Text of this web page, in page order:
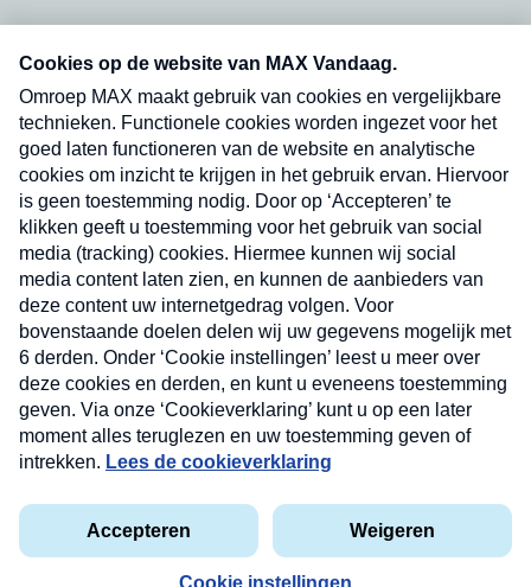
nieuwsbrief. Elke vrijdag- en dinsdagochtend in
uw mailbox.
Verzend
Privacyverklaring
Cookieverklaring
Kwetsbaarheid melden
Copyright © 2026 MAX Vandaag - Omroep MAX
Nieuwsbrief
Neem hier een gratis abonnement op onze
nieuwsbrief. Elke vrijdag- en dinsdagochtend in uw